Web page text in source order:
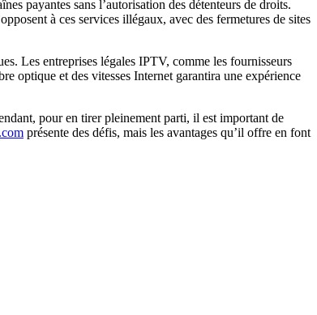
payantes sans l’autorisation des détenteurs de droits.
à ces services illégaux, avec des fermetures de sites
Les entreprises légales IPTV, comme les fournisseurs
optique et des vitesses Internet garantira une expérience
pour en tirer pleinement parti, il est important de
présente des défis, mais les avantages qu’il offre en font